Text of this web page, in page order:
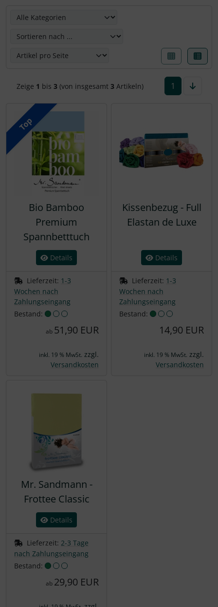
Zeige 1 bis 3(von insgesamt 3Artikeln) 1
Top
Bio Bamboo
Premium
Spannbetttuch
Details
Lieferzeit: 1-3
Wochen nach
Zahlungseingang
Bestand:
ab 51,90 EUR
inkl. 19 % MwSt. zzgl.
Versandkosten
Kissenbezug - Full
Elastan de Luxe
Details
Lieferzeit: 1-3
Wochen nach
Zahlungseingang
Bestand:
14,90 EUR
inkl. 19 % MwSt. zzgl.
Versandkosten
Mr. Sandmann -
Frottee Classic
Details
Lieferzeit: 2-3 Tage
nach Zahlungseingang
Bestand:
ab 29,90 EUR